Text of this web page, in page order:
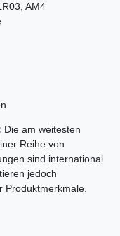
AM4
Die am weitesten
Reihe von
sind international
jedoch
Produktmerkmale.